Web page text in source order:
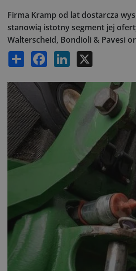
Firma Kramp od lat dostarcza
stanowią istotny segment jej
Walterscheid, Bondioli & Pavesi
Share Facebook LinkedIn